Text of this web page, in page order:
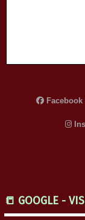
Facebook
📒 GOOGLE -